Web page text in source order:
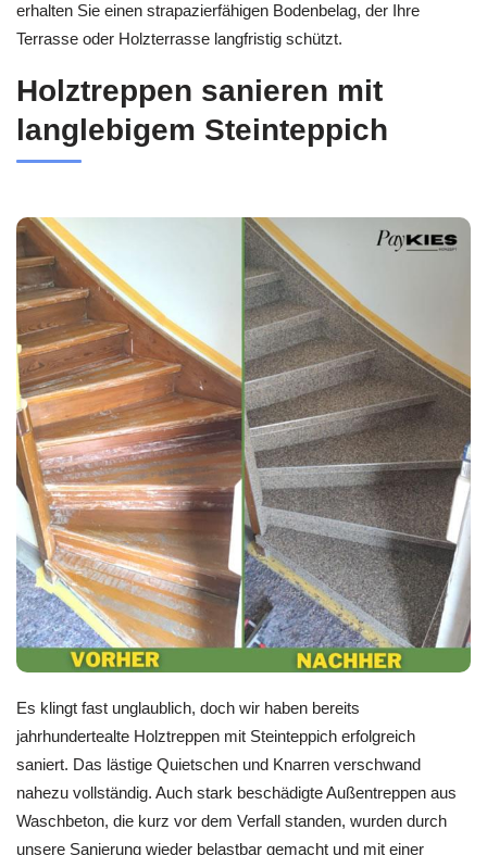
erhalten Sie einen strapazierfähigen Bodenbelag, der Ihre
Terrasse oder Holzterrasse langfristig schützt.
Holztreppen sanieren mit
langlebigem Steinteppich
Es klingt fast unglaublich, doch wir haben bereits
jahrhundertealte Holztreppen mit Steinteppich erfolgreich
saniert. Das lästige Quietschen und Knarren verschwand
nahezu vollständig. Auch stark beschädigte Außentreppen aus
Waschbeton, die kurz vor dem Verfall standen, wurden durch
unsere Sanierung wieder belastbar gemacht und mit einer